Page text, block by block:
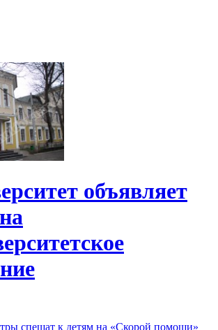
объявляет
спешат к детям на «Скорой помощи»